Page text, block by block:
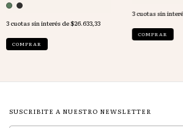
3 cuotas sin interés de$26.633,33
COMPRAR
3cuotas sin
COMPRAR
SUSCRIBITE A NUESTRO NEWSLETTER